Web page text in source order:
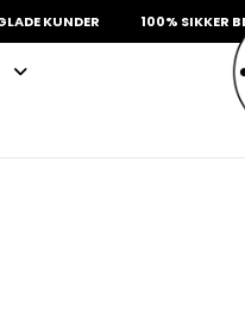
KUNDER 100% SIKKER